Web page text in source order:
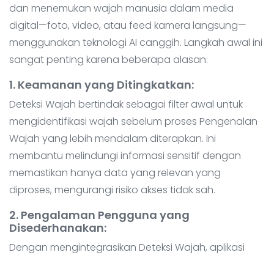
dan menemukan wajah manusia dalam media
digital—foto, video, atau feed kamera langsung—
menggunakan teknologi AI canggih. Langkah awal ini
sangat penting karena beberapa alasan:
1. Keamanan yang Ditingkatkan:
Deteksi Wajah bertindak sebagai filter awal untuk
mengidentifikasi wajah sebelum proses Pengenalan
Wajah yang lebih mendalam diterapkan. Ini
membantu melindungi informasi sensitif dengan
memastikan hanya data yang relevan yang
diproses, mengurangi risiko akses tidak sah.
2. Pengalaman Pengguna yang
Disederhanakan:
Dengan mengintegrasikan Deteksi Wajah, aplikasi